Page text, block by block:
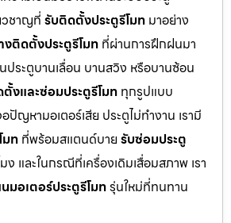
วชาญที่ รับติดตั้งประตูรีโมท มาอย่าง
งติดตั้งประตูรีโมท ที่ผ่านการฝึกฝนมา
นประตูบานเลื่อน บานสวิง หรือบานซ้อน
งและซ่อมประตูรีโมท ทุกรูปแบบ
ญหามอเตอร์เสีย ประตูไม่ทำงาน เรามี
มท ที่พร้อมสแตนด์บาย รับซ่อมประตู
และในกรณีที่เครื่องเดิมเสื่อมสภาพ เรา
มอเตอร์ประตูรีโมทรุ่นใหม่ที่ทนทาน